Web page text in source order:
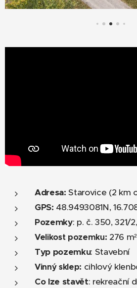
Adresa:Starovice (2 km
GPS: 48.9493081N,
Pozemky: p. č. 350, 321/
Velikost pozemku: 276 m²
Typ pozemku: Stavební
Vinný sklep: cihlový
Co lze stavět: rekreační